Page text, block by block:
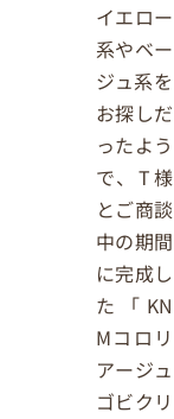
イエロー
系やベー
ジュ系を
お探しだ
ったよう
で、T様
とご商談
中の期間
に完成し
た「KN
Mコロリ
アージュ
ゴビクリ